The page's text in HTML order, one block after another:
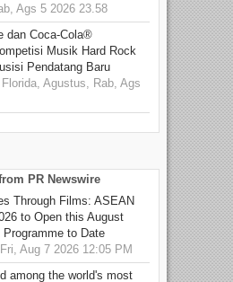
Ags 5 2026 23.58
dan Coca-Cola®
Musik Hard Rock
Pendatang Baru
Agustus, Rab, Ags
PR Newswire
Through Films: ASEAN
to Open this August
to Date
Aug 7 2026 12:05 PM
among the world's most